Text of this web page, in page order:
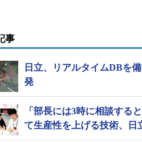
事
日立、リアルタイムDBを
発
「部長には3時に相談する
て生産性を上げる技術、日